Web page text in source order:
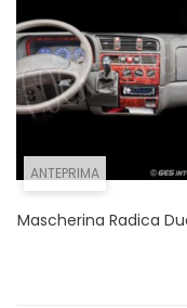
ANTEPRIMA
Mascherina Radica